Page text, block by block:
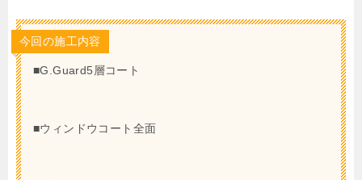
今回の施工内容
■G.Guard5層コート
■ウィンドウコート全面